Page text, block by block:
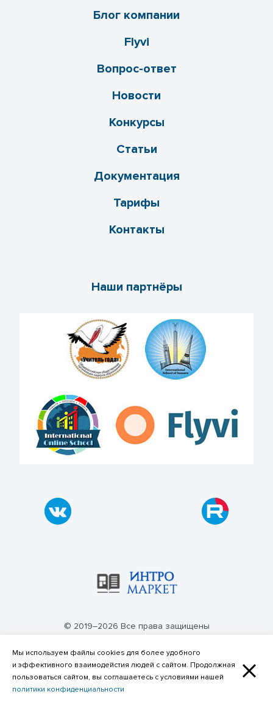
Фильтр по категориям материалов
Блог компании
Flyvi
Вопрос-ответ
Новости
Конкурсы
Статьи
Документация
Тарифы
Контакты
Наши партнёры
© 2019–2026 Все права защищены
Политика конфиденциальности
Мы используем файлы cookies для более удобного
и эффективного взаимодейстия людей с сайтом. Продолжная
пользоваться сайтом, вы соглашаетесь с условиями нашей
политики конфиденциальности